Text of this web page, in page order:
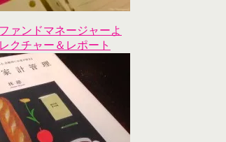
ァンドマネージャーよ
クチャー＆レポート